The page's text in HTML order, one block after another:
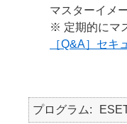
マスターイメ
※ 定期的にマ
［Q&A］セ
プログラム